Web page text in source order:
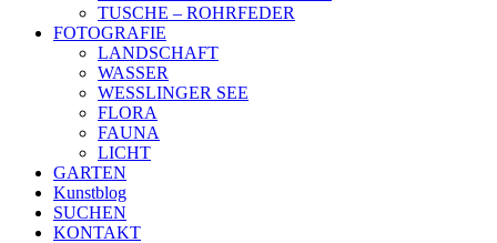
TUSCHE – ROHRFEDER
FOTOGRAFIE
LANDSCHAFT
WASSER
WESSLINGER SEE
FLORA
FAUNA
LICHT
GARTEN
Kunstblog
SUCHEN
KONTAKT